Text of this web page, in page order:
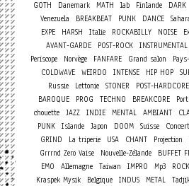
GOTH Danemark MATH lab Finlande DARK
Venezuela
BREAKBEAT PUNK DANCE
EXPE
HARSH Italie ROCKABILLY NOISE
AVANT-GARDE
POST-ROCK INSTRUMENTAL
Periscope
Norvège FANFARE Grand salon
COLDWAVE WEIRDO INTENSE HIP HOP
Russie
Lettonie STONER POST-HARDCORE
BAROQUE
PROG TECHNO BREAKCORE
chouette
JAZZ INDIE MENTAL AMBIANT
PUNK
Islande Japon DOOM Suisse Concert
GRIND
La triperie USA CHANT Projection
Grrrnd Zero Vaise
Nouvelle-Zélande BUFFET
EMO
Allemagne Taiwan IMPRO Mp3 ROCK
Kraspek Mysik
Belgique INDUS METAL